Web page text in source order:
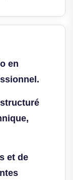
en
et de